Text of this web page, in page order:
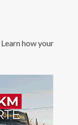
Learn how your